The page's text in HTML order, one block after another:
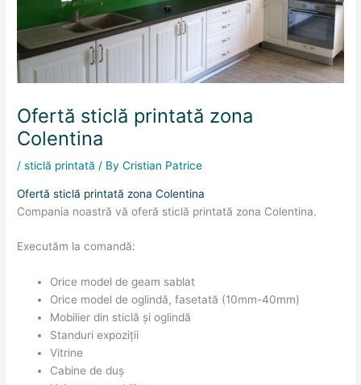
Ofertă sticlă printată zona
Colentina
/sticlă printată / ByCristian Patrice
Ofertă sticlă printată zona Colentina
Compania noastră vă oferă sticlă printată zona Colentina.
Executăm la comandă:
Orice model de geam sablat
Orice model de oglindă, fasetată (10mm-40mm)
Mobilier din sticlă și oglindă
Standuri expoziții
Vitrine
Cabine de duș